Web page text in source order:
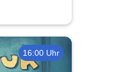
16:00 Uhr